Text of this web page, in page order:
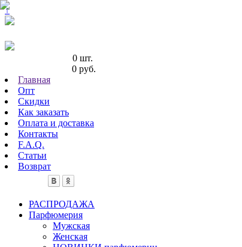
↑
0 шт.
0 руб.
Главная
Опт
Скидки
Как заказать
Оплата и доставка
Контакты
F.A.Q.
Статьи
Возврат
РАСПРОДАЖА
Парфюмерия
Мужская
Женская